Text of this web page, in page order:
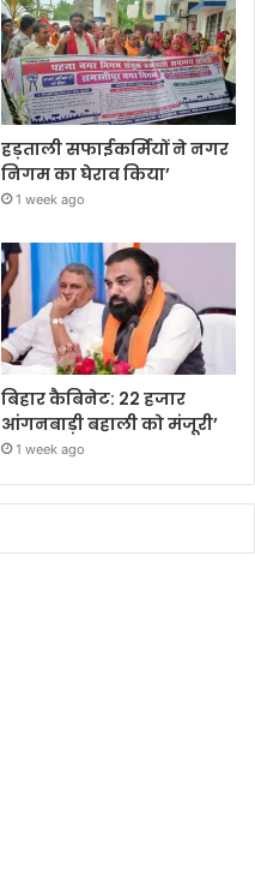
हड़ताली सफाईकर्मियों ने नगर
निगम का घेराव किया’
1 week ago
बिहार कैबिनेट: 22 हजार
आंगनबाड़ी बहाली को मंजूरी’
1 week ago